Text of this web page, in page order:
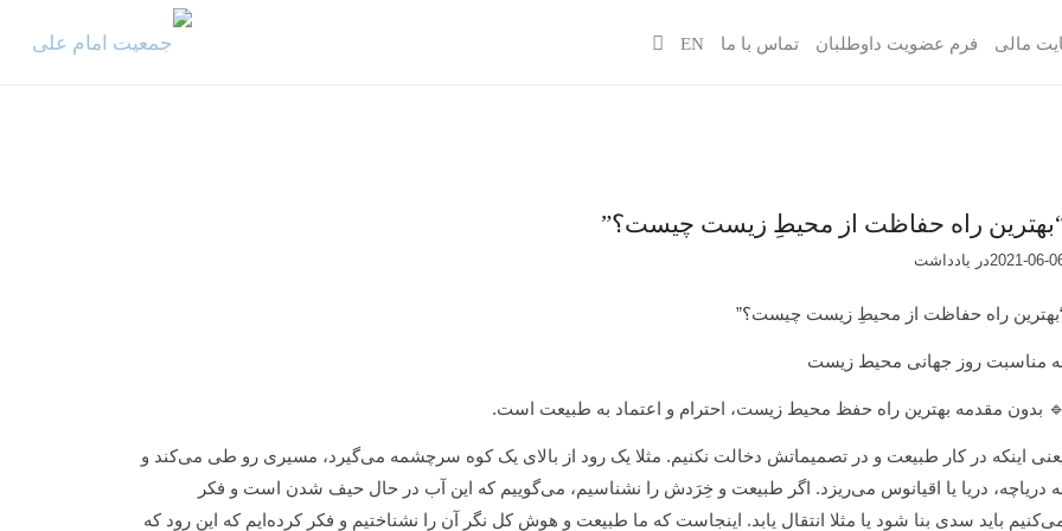
مالی فرم عضویت داوطلبان تماس با ما EN
راه حفاظت از محیطِ زیست چیست؟”
2021-06-در یادداشت‌‌‌‌‌‌‌
راه حفاظت از محیطِ زیست چیست؟”
مناسبت روز جهانی محیط زیست
بدون مقدمه بهترین راه حفظ محیط زیست، احترام و اعتماد به طبیعت است.
اینکه در کار طبیعت و در تصمیماتش دخالت نکنیم. مثلا یک رود از بالای یک کوه سرچشمه می‌گیرد، مسیری رو طی می‌کند و
به دریاچه، دریا یا اقیانوس می‌ریزد. اگر طبیعت و خِرَدش را نشناسیم، می‎‌گوییم که این آب در حال حیف شدن است و فکر
باید سدی بنا شود یا مثلا انتقال یابد. اینجاست که ما طبیعت و هوش کل نگر آن را نشناختیم و فکر کرده‌ایم که این رود که